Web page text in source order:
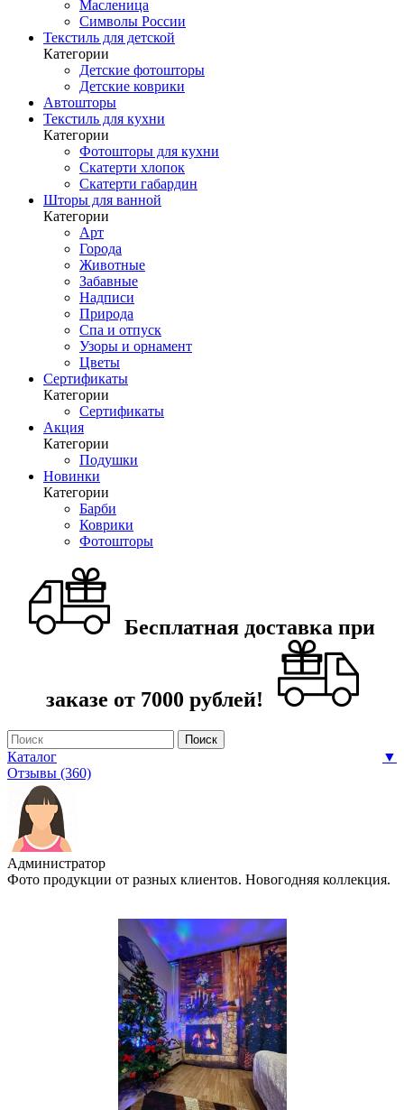
Масленица
Символы России
Текстиль для детской
Категории
Детские фотошторы
Детские коврики
Автошторы
Текстиль для кухни
Категории
Фотошторы для кухни
Скатерти хлопок
Скатерти габардин
Шторы для ванной
Категории
Арт
Города
Животные
Забавные
Надписи
Природа
Спа и отпуск
Узоры и орнамент
Цветы
Сертификаты
Категории
Сертификаты
Акция
Категории
Подушки
Новинки
Категории
Барби
Коврики
Фотошторы
Бесплатная доставка при
заказе от 7000 рублей!
Каталог
▼
Отзывы (360)
Администратор
Фото продукции от разных клиентов. Новогодняя коллекция.